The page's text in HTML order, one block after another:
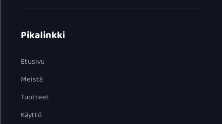
Pikalinkki
Etusivu
Meistä
Tuotteet
Käyttö